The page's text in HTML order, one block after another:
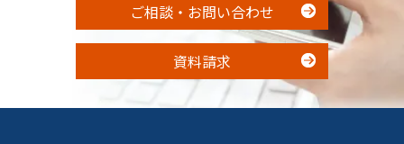
ご相談・お問い合わせ
資料請求